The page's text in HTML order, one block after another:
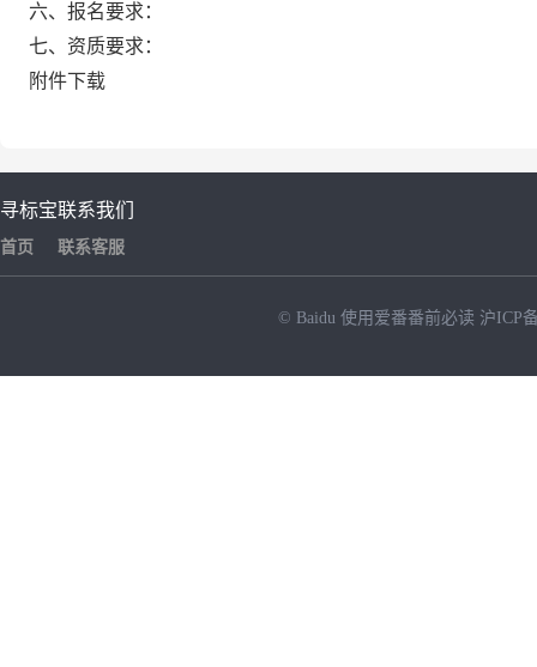
六、报名要求：
七、资质要求：
附件下载
寻标宝
首页
联系我们
联系客服
© Baidu 使用爱番番前必读 沪ICP